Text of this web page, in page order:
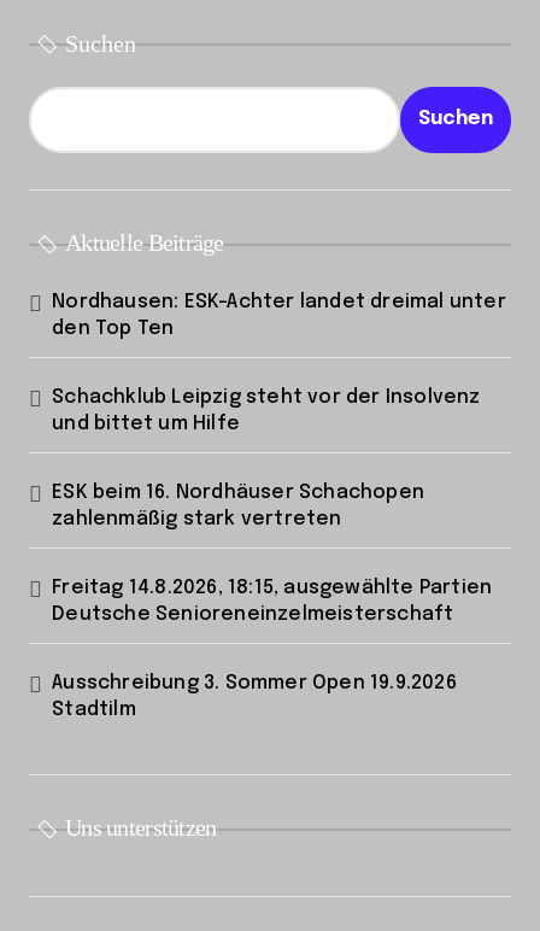
Suchen
Suchen
Aktuelle Beiträge
Nordhausen: ESK-Achter landet dreimal unter
den Top Ten
Schachklub Leipzig steht vor der Insolvenz
und bittet um Hilfe
ESK beim 16. Nordhäuser Schachopen
zahlenmäßig stark vertreten
Freitag 14.8.2026, 18:15, ausgewählte Partien
Deutsche Senioreneinzelmeisterschaft
Ausschreibung 3. Sommer Open 19.9.2026
Stadtilm
Uns unterstützen